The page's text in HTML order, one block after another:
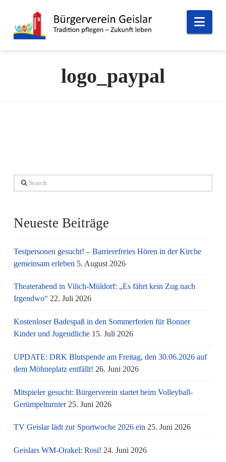
logo_paypal
Search
Neueste Beiträge
Testpersonen gesucht! – Barrierefreies Hören in der Kirche
gemeinsam erleben 5. August 2026
Theaterabend in Vilich-Müldorf: „Es fährt kein Zug nach
Irgendwo“ 22. Juli 2026
Kostenloser Badespaß in den Sommerferien für Bonner
Kinder und Jugendliche 15. Juli 2026
UPDATE: DRK Blutspende am Freitag, den 30.06.2026 auf
dem Möhneplatz entfällt! 26. Juni 2026
Mitspieler gesucht: Bürgerverein startet beim Volleyball-
Gerümpelturnier 25. Juni 2026
TV Geislar lädt zur Sportwoche 2026 ein 25. Juni 2026
Geislars WM-Orakel: Rosi! 24. Juni 2026